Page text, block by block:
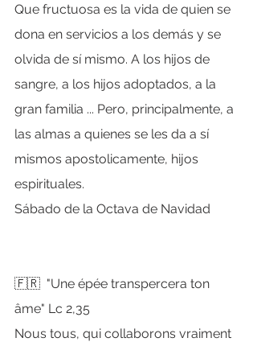
Que fructuosa es la vida de quien se
dona en servicios a los demás y se
olvida de sí mismo. A los hijos de
sangre, a los hijos adoptados, a la
gran familia ... Pero, principalmente, a
las almas a quienes se les da a sí
mismos apostolicamente, hijos
espirituales.
Sábado de la Octava de Navidad
🇫🇷  "Une épée transpercera ton
âme" Lc 2,35
Nous tous, qui collaborons vraiment